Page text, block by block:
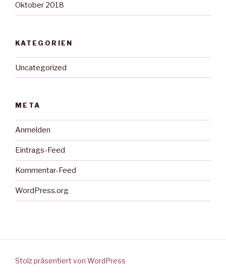
Oktober 2018
KATEGORIEN
Uncategorized
META
Anmelden
Eintrags-Feed
Kommentar-Feed
WordPress.org
Stolz präsentiert von WordPress